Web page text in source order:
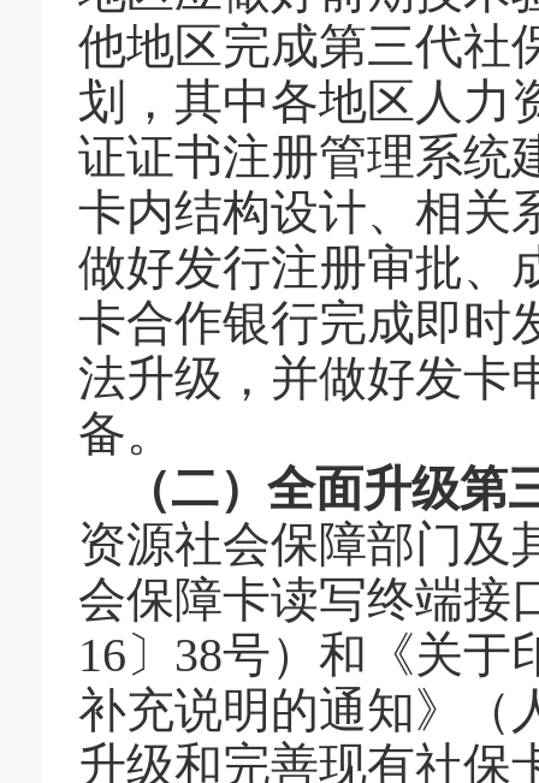
他地区完成第三代社
划，其中各地区人力
证证书注册管理系统
卡内结构设计、相关
做好发行注册审批、
卡合作银行完成即时
法升级，并做好发卡
备。
（二）全面升级
资源社会保障部门及
会保障卡读写终端接
16〕38号）和《关
补充说明的通知》（
升级和完善现有社保